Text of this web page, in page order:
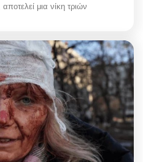
μια νίκη τριών